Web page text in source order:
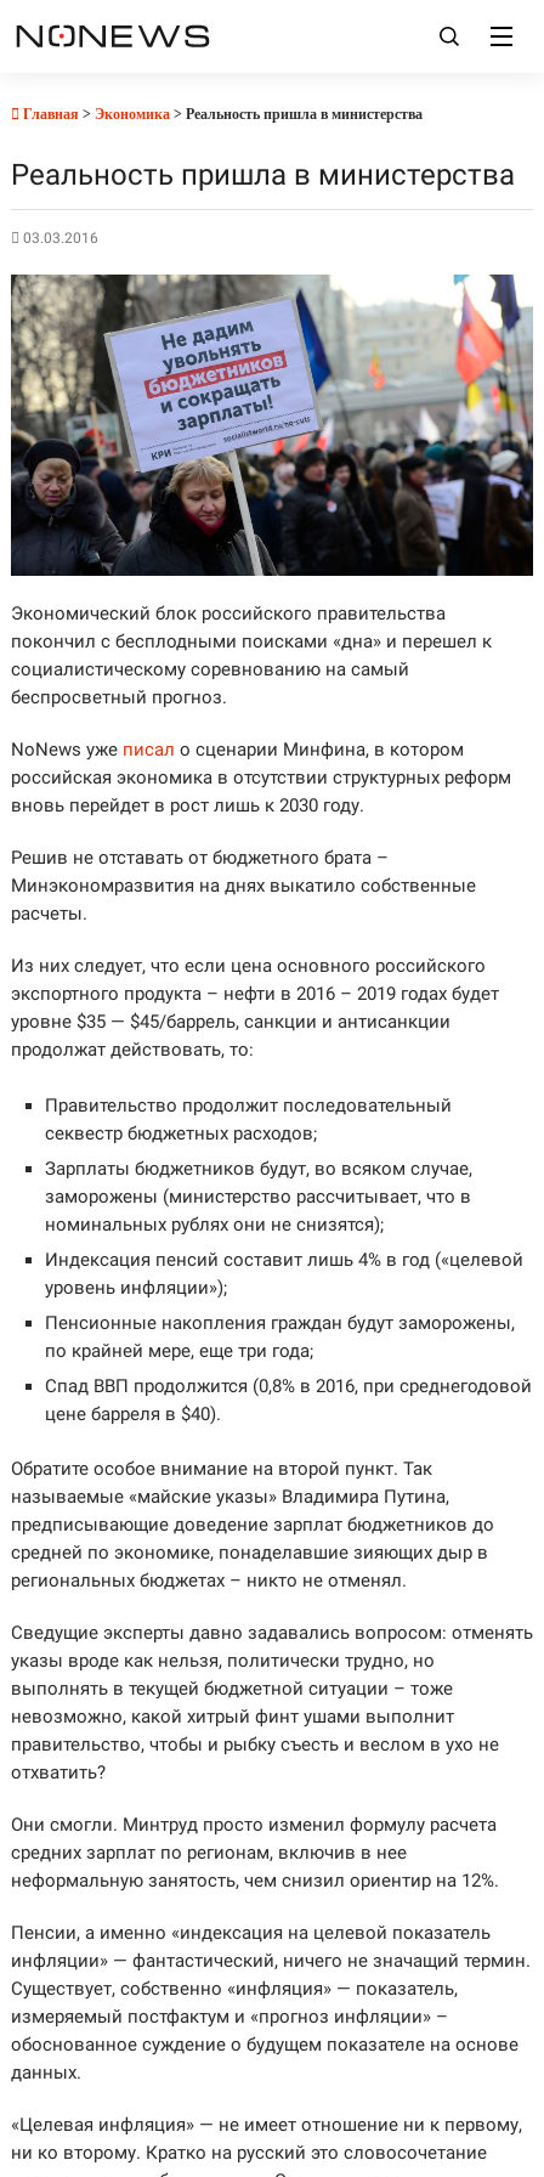
Главная > Экономика> Реальность пришла в министерства
Реальность пришла в министерства
03.03.2016
Экономический блок российского правительства
покончил с бесплодными поисками «дна» и перешел к
социалистическому соревнованию на самый
беспросветный прогноз.
NoNews уже писал о сценарии Минфина, в котором
российская экономика в отсутствии структурных реформ
вновь перейдет в рост лишь к 2030 году.
Решив не отставать от бюджетного брата –
Минэкономразвития на днях выкатило собственные
расчеты.
Из них следует, что если цена основного российского
экспортного продукта – нефти в 2016 – 2019 годах будет
уровне $35 — $45/баррель, санкции и антисанкции
продолжат действовать, то:
Правительство продолжит последовательный
секвестр бюджетных расходов;
Зарплаты бюджетников будут, во всяком случае,
заморожены (министерство рассчитывает, что в
номинальных рублях они не снизятся);
Индексация пенсий составит лишь 4% в год («целевой
уровень инфляции»);
Пенсионные накопления граждан будут заморожены,
по крайней мере, еще три года;
Спад ВВП продолжится (0,8% в 2016, при среднегодовой
цене барреля в $40).
Обратите особое внимание на второй пункт. Так
называемые «майские указы» Владимира Путина,
предписывающие доведение зарплат бюджетников до
средней по экономике, понаделавшие зияющих дыр в
региональных бюджетах – никто не отменял.
Сведущие эксперты давно задавались вопросом: отменять
указы вроде как нельзя, политически трудно, но
выполнять в текущей бюджетной ситуации – тоже
невозможно, какой хитрый финт ушами выполнит
правительство, чтобы и рыбку съесть и веслом в ухо не
отхватить?
Они смогли. Минтруд просто изменил формулу расчета
средних зарплат по регионам, включив в нее
неформальную занятость, чем снизил ориентир на 12%.
Пенсии, а именно «индексация на целевой показатель
инфляции» — фантастический, ничего не значащий термин.
Существует, собственно «инфляция» — показатель,
измеряемый постфактум и «прогноз инфляции» –
обоснованное суждение о будущем показателе на основе
данных.
«Целевая инфляция» — не имеет отношение ни к первому,
ни ко второму. Кратко на русский это словосочетание